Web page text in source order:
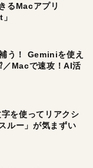
るMacアプリ
う！ Geminiを使え
／Macで速攻！AI活
を使ってリアクシ
ルー」が気まずい